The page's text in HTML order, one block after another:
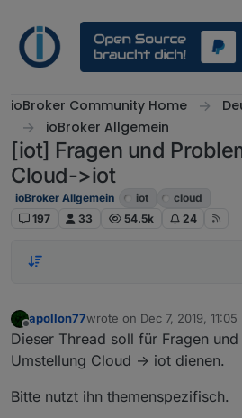
ioBroker Community Home
ioBroker Allgemein
[iot] Fragen und
Cloud->iot
ioBroker Allgemein iot
cloud
197
33 54.5k 24
Offline
apollon77wrote on Dec 7, 2019, 11:05
last edited by apollon77
Dieser Thread soll für Fragen
Umstellung Cloud -> iot dienen.
Bitte nutzt ihn themenspezifisch.